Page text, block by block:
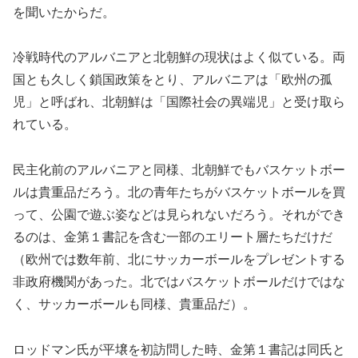
を聞いたからだ。
冷戦時代のアルバニアと北朝鮮の現状はよく似ている。両
国とも久しく鎖国政策をとり、アルバニアは「欧州の孤
児」と呼ばれ、北朝鮮は「国際社会の異端児」と受け取ら
れている。
民主化前のアルバニアと同様、北朝鮮でもバスケットボー
ルは貴重品だろう。北の青年たちがバスケットボールを買
って、公園で遊ぶ姿などは見られないだろう。それができ
るのは、金第１書記を含む一部のエリート層たちだけだ
（欧州では数年前、北にサッカーボールをプレゼントする
非政府機関があった。北ではバスケットボールだけではな
く、サッカーボールも同様、貴重品だ）。
ロッドマン氏が平壌を初訪問した時、金第１書記は同氏と